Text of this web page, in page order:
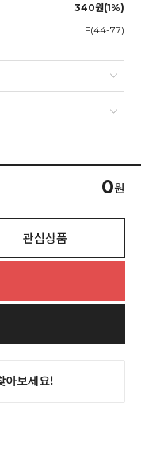
340원(1%)
F(44-77)
0원
관심상품